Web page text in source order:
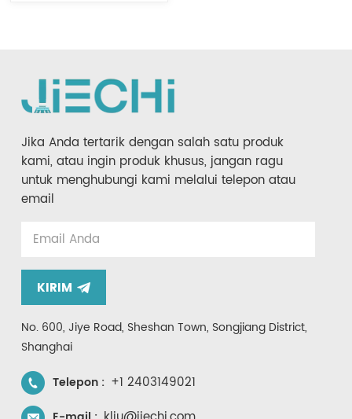
Jika Anda tertarik dengan salah satu produk
kami, atau ingin produk khusus, jangan ragu
untuk menghubungi kami melalui telepon atau
email
KIRIM
No. 600, Jiye Road, Sheshan Town, Songjiang District,
Shanghai
Telepon : +1 2403149021